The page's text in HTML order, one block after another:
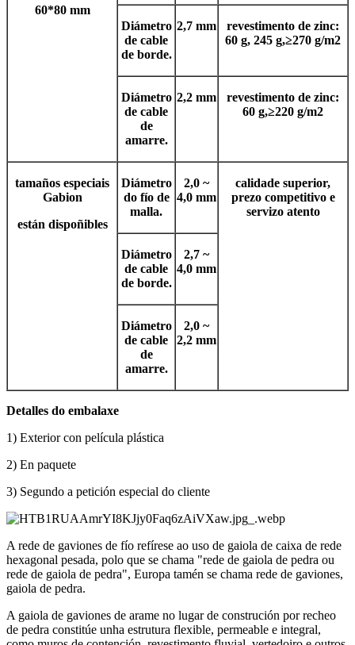
60*80 mm
Diámetro
de cable
de borde.
2,7 mm
revestimento de zinc:
60 g, 245 g,≥270 g/m2
Diámetro
de cable
de
amarre.
2,2 mm
revestimento de zinc:
60 g,≥220 g/m2
tamaños especiais
Gabion
están dispoñibles
Diámetro
do fío de
malla.
2,0 ~
4,0 mm
calidade superior,
prezo competitivo e
servizo atento
Diámetro
de cable
de borde.
2,7 ~
4,0 mm
Diámetro
de cable
de
amarre.
2,0 ~
2,2 mm
Detalles do embalaxe
1) Exterior con película plástica
2) En paquete
3) Segundo a petición especial do cliente
A rede de gaviones de fío refírese ao uso de gaiola de caixa de rede
hexagonal pesada, polo que se chama "rede de gaiola de pedra ou
rede de gaiola de pedra", Europa tamén se chama rede de gaviones,
gaiola de pedra.
A gaiola de gaviones de arame no lugar de construción por recheo
de pedra constitúe unha estrutura flexible, permeable e integral,